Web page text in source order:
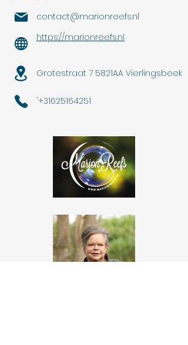
contact@marionreefs.nl
https://marionreefs.nl
Grotestraat 7 5821AA Vierlingsbeek
'+31625164251